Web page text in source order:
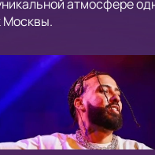
атмосфере
Москвы.